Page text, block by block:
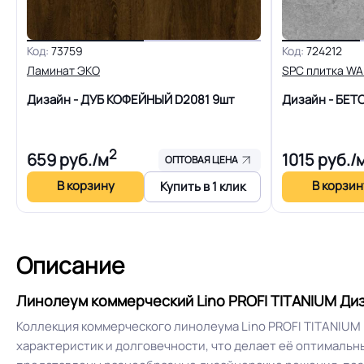
Особенности коллекции
Высокая
чипсовым
Доп. защита рабочего слоя
Длина рулон.
Форма поставки и мин. партии
Система стыковки швов
Код: 73759
Ламинат ЭКО
Дизайн - ДУБ КОФЕЙНЫЙ D2081 9шт
659руб./м2 ОПТОВАЯ ЦЕНА
В корзину Купить в 1 клик
Код: 724212
SPC плитка
Дизайн -
1015руб./
В
Описание
Линолеум коммерческий Lino PROFI TITANIUM
Коллекция коммерческого линолеума Lino PROFI
характеристик и долговечности, что делает её